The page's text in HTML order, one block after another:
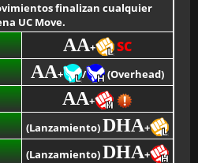
finalizan cualquier
UC Move.
AA+ SC
AA+ /
(Overhead)
AA+
(Lanzamiento)DHA+
(Lanzamiento)DHA+